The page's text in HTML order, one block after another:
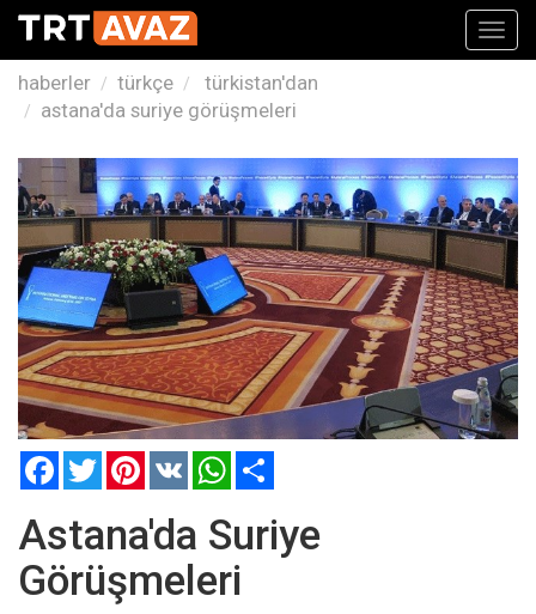
haberler türkçe
türkistan'dan
astana'da suriye görüşmeleri
FacebookTwitterPinterest
VK WhatsApp
Astana'da Suriye
Görüşmeleri